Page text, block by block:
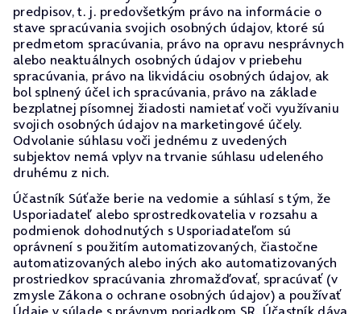
predpisov, t. j. predovšetkým právo na informácie o
stave spracúvania svojich osobných údajov, ktoré sú
predmetom spracúvania, právo na opravu nesprávnych
alebo neaktuálnych osobných údajov v priebehu
spracúvania, právo na likvidáciu osobných údajov, ak
bol splnený účel ich spracúvania, právo na základe
bezplatnej písomnej žiadosti namietať voči využívaniu
svojich osobných údajov na marketingové účely.
Odvolanie súhlasu voči jednému z uvedených
subjektov nemá vplyv na trvanie súhlasu udeleného
druhému z nich.
Účastník Súťaže berie na vedomie a súhlasí s tým, že
Usporiadateľ alebo sprostredkovatelia v rozsahu a
podmienok dohodnutých s Usporiadateľom sú
oprávnení s použitím automatizovaných, čiastočne
automatizovaných alebo iných ako automatizovaných
prostriedkov spracúvania zhromažďovať, spracúvať (v
zmysle Zákona o ochrane osobných údajov) a používať